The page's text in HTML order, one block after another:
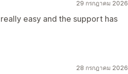
29 กรกฎาคม 2026
easy and the support has
28 กรกฎาคม 2026